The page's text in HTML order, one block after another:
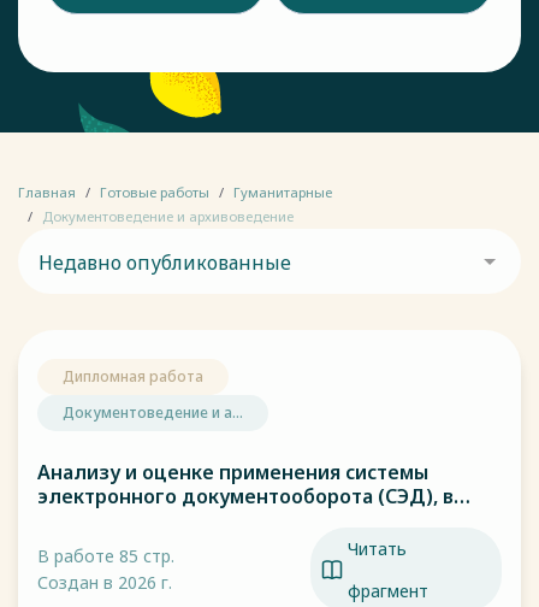
Главная Готовые работы
Гуманитарные
Документоведение и архивоведение
Недавно опубликованные
Дипломная работа
Документоведение и а...
Анализу и оценке применения системы
электронного документооборота (СЭД), в
документооборота (ЕОСДО), в
управленческом документообороте атомной
промышленности России.
В работе 85 стр.
Создан в 2026 г.
Читать
фрагмент